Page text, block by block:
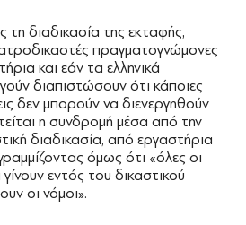
τη διαδικασία της εκταφής,
πραγματογνώμονες
και εάν τα ελληνικά
διαπιστώσουν ότι κάποιες
δεν μπορούν να διενεργηθούν
η συνδρομή μέσα από την
διαδικασία, από εργαστήρια
όμως ότι «όλες οι
εντός του δικαστικού
οι νόμοι».